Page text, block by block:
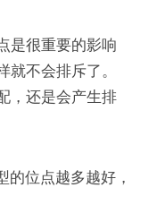
是很重要的影响
就不会排斥了。
，还是会产生排
位点越多越好，